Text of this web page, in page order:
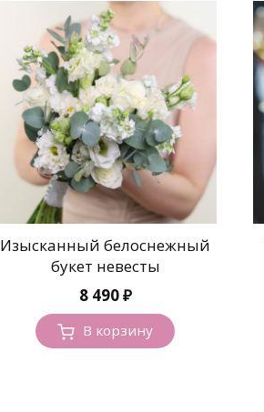
Изысканный белоснежный
букет невесты
8 490₽
В корзину